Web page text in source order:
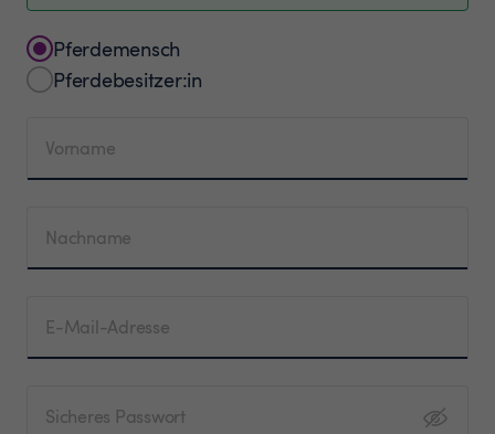
Pferdemensch
Pferdebesitzer:in
Vorname
Nachname
E-Mail-Adresse
Sicheres Passwort